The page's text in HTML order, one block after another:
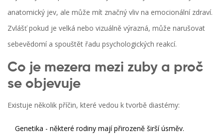
anatomický jev, ale může mít značný vliv na emocionální zdraví.
Zvlášť pokud je velká nebo vizuálně výrazná, může narušovat
sebevědomía spouštět řadu psychologických reakcí.
Co je mezera mezi zuby a proč
se objevuje
Existuje několik příčin, které vedou k tvorbě diastémy:
Genetika - některé rodiny mají přirozeně širší úsměv.